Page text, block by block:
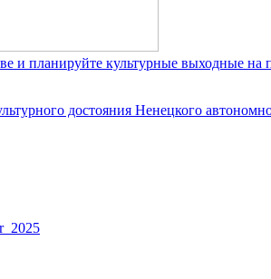
и планируйте культурные выходные на
достояния Ненецкого